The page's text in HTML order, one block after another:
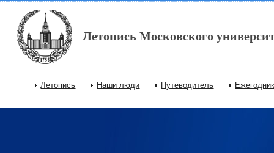
Перейти к основному содержанию
Летопись Московского
Главное меню
Летопись Наши люди Путеводитель